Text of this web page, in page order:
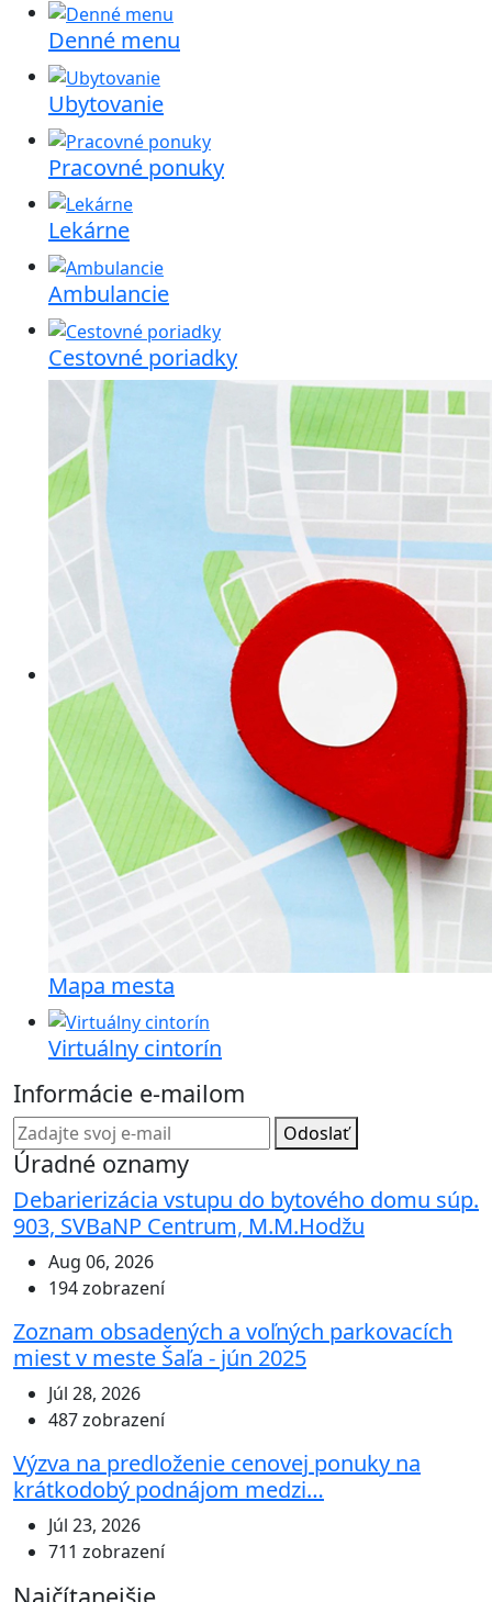
Denné menu
Ubytovanie
Pracovné ponuky
Lekárne
Ambulancie
Cestovné poriadky
Mapa mesta
Virtuálny cintorín
Informácie e-mailom
Odoslať
Úradné oznamy
Debarierizácia vstupu do bytového domu súp.
903, SVBaNP Centrum, M.M.Hodžu
Aug 06, 2026
194 zobrazení
Zoznam obsadených a voľných parkovacích
miest v meste Šaľa - jún 2025
Júl 28, 2026
487 zobrazení
Výzva na predloženie cenovej ponuky na
krátkodobý podnájom medzi…
Júl 23, 2026
711 zobrazení